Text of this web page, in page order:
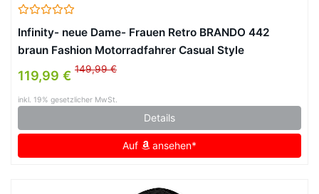
Infinity- neue Dame- Frauen Retro BRANDO 442
braun Fashion Motorradfahrer Casual Style
Lederjacke aus weichem Leder Slim Fit
119,99 € 149,99 €
inkl. 19% gesetzlicher MwSt.
Details
Auf ansehen*